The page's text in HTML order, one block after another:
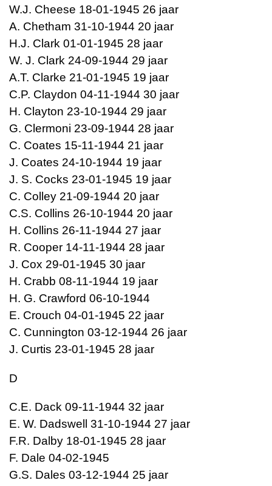
W.J. Cheese 18-01-1945 26 jaar
A. Chetham 31-10-1944 20 jaar
H.J. Clark 01-01-1945 28 jaar
W. J. Clark 24-09-1944 29 jaar
A.T. Clarke 21-01-1945 19 jaar
C.P. Claydon 04-11-1944 30 jaar
H. Clayton 23-10-1944 29 jaar
G. Clermoni 23-09-1944 28 jaar
C. Coates 15-11-1944 21 jaar
J. Coates 24-10-1944 19 jaar
J. S. Cocks 23-01-1945 19 jaar
C. Colley 21-09-1944 20 jaar
C.S. Collins 26-10-1944 20 jaar
H. Collins 26-11-1944 27 jaar
R. Cooper 14-11-1944 28 jaar
J. Cox 29-01-1945 30 jaar
H. Crabb 08-11-1944 19 jaar
H. G. Crawford 06-10-1944
E. Crouch 04-01-1945 22 jaar
C. Cunnington 03-12-1944 26 jaar
J. Curtis 23-01-1945 28 jaar
D
C.E. Dack 09-11-1944 32 jaar
E. W. Dadswell 31-10-1944 27 jaar
F.R. Dalby 18-01-1945 28 jaar
F. Dale 04-02-1945
G.S. Dales 03-12-1944 25 jaar